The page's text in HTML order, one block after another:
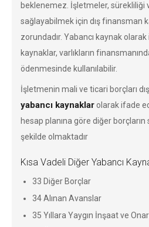
beklenemez. İşletmeler, sürekliliği
sağlayabilmek için dış finansman
zorundadır. Yabancı kaynak
kaynaklar, varlıkların
ödenmesinde kullanılabilir.
İşletmenin mali ve ticari borçları
yabancı kaynaklar olarak ifade
hesap planına göre diğer borçların
şekilde olmaktadır
Kısa Vadeli Diğer Yabancı
33 Diğer Borçlar
34 Alınan Avanslar
35 Yıllara Yaygın İnşaat ve